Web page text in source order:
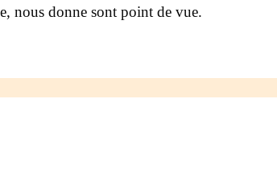
nous donne sont point de vue.